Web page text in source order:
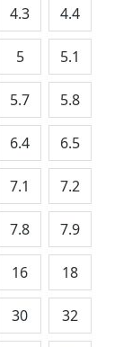
4.3 4.4
5 5.1
5.7 5.8
6.4 6.5
7.1 7.2
7.8 7.9
16 18
30 32